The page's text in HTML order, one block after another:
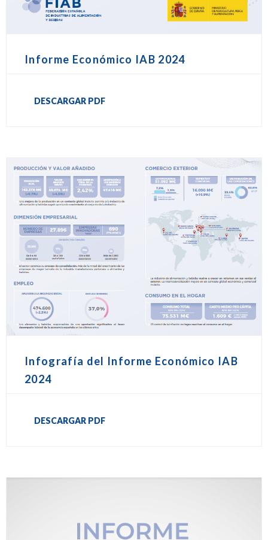
Informe Económico IAB 2024
DESCARGAR PDF
Infografía del Informe Económico IAB
2024
DESCARGAR PDF